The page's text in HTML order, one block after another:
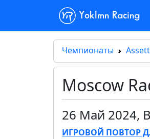
Yoklmn Racing
Чемпионаты
Moscow
26 Май 2024,
ИГРОВОЙ ПОВТОР